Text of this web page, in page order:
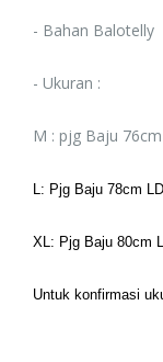
- Bahan Balotelly
- Ukuran :
M : pjg Baju
L: Pjg Baju 78cm
XL: Pjg Baju 80cm
Untuk konfirmasi